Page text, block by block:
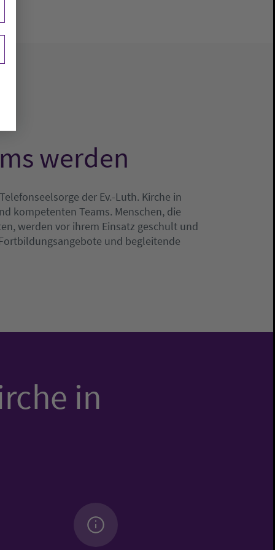
werden
der Ev.-Luth. Kirche in
kompetenten Teams. Menschen, die
werden vor ihrem Einsatz geschult und
und begleitende
in